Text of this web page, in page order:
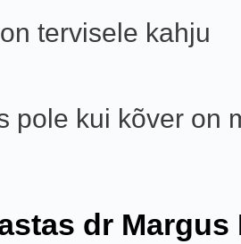
tervisele kahju
pole kui kõver on
dr Margus